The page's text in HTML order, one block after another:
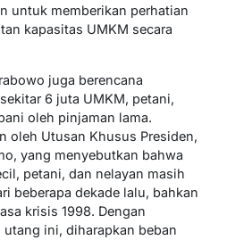
untuk memberikan perhatian
kapasitas UMKM secara
juga berencana
6 juta UMKM, petani,
oleh pinjaman lama.
oleh Utusan Khusus Presiden,
yang menyebutkan bahwa
petani, dan nelayan masih
beberapa dekade lalu, bahkan
krisis 1998. Dengan
ini, diharapkan beban